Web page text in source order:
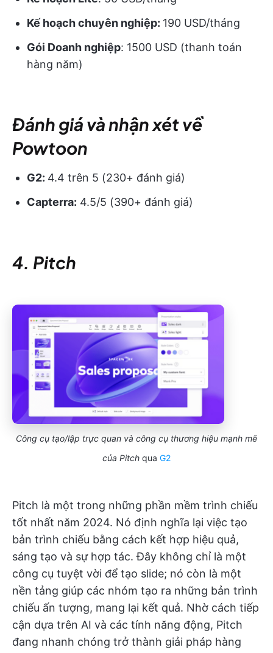
Kế hoạch chuyên nghiệp: 190 USD/tháng
Gói Doanh nghiệp: 1500 USD (thanh toán
hàng năm)
Đánh giá và nhận xét về
Powtoon
G2: 4.4 trên 5 (230+ đánh giá)
Capterra: 4.5/5 (390+ đánh giá)
4. Pitch
Công cụ tạo/lập trực quan và công cụ thương hiệu mạnh mẽ
của Pitch qua G2
Pitch là một trong những phần mềm trình chiếu
tốt nhất năm 2024. Nó định nghĩa lại việc tạo
bản trình chiếu bằng cách kết hợp hiệu quả,
sáng tạo và sự hợp tác. Đây không chỉ là một
công cụ tuyệt vời để tạo slide; nó còn là một
nền tảng giúp các nhóm tạo ra những bản trình
chiếu ấn tượng, mang lại kết quả. Nhờ cách tiếp
cận dựa trên AI và các tính năng động, Pitch
đang nhanh chóng trở thành giải pháp hàng